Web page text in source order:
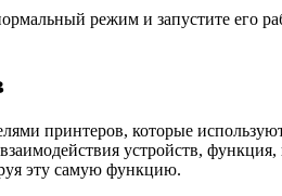
режим и запустите его
принтеров, которые
устройств,
эту самую функцию.